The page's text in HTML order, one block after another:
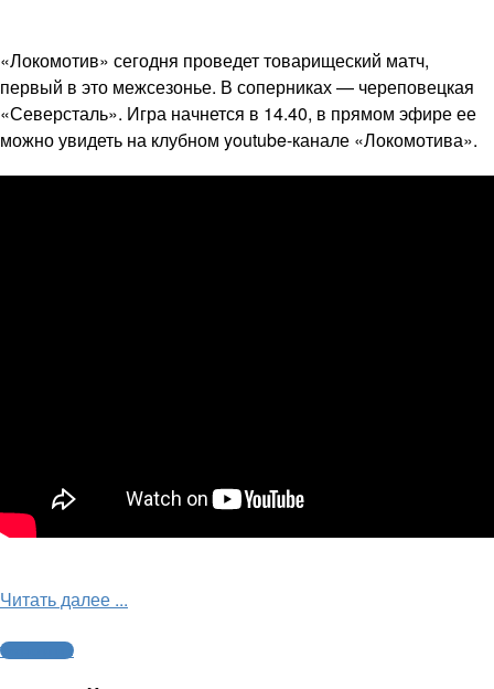
«Локомотив» сегодня проведет товарищеский матч,
первый в это межсезонье. В соперниках — череповецкая
«Северсталь». Игра начнется в 14.40, в прямом эфире ее
можно увидеть на клубном youtube-канале «Локомотива».
Читать далее ...
Трансляции